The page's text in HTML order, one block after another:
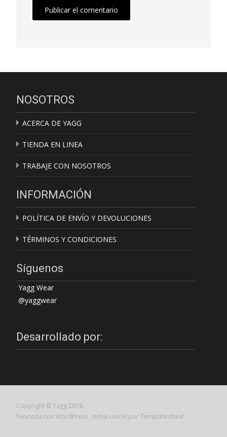
NOSOTROS
ACERCA DE YAGG
TIENDA EN LINEA
TRABAJE CON NOSOTROS
INFORMACIÓN
POLÍTICA DE ENVÍO Y DEVOLUCIONES
TÉRMINOS Y CONDICIONES
Síguenos
Yagg Wear
@yaggwear
Desarrollado por:
Copyright © Yagg 2018.
Funciona con WordPress , tema i-excel por TemplatesNext.